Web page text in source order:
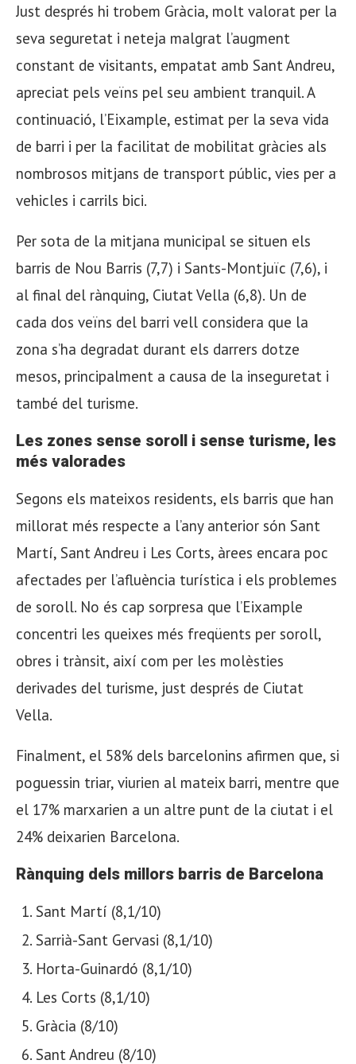
Just després hi trobem Gràcia, molt valorat per la
seva seguretat i neteja malgrat l’augment
constant de visitants, empatat amb Sant Andreu,
apreciat pels veïns pel seu ambient tranquil. A
continuació, l’Eixample, estimat per la seva vida
de barri i per la facilitat de mobilitat gràcies als
nombrosos mitjans de transport públic, vies per a
vehicles i carrils bici.
Per sota de la mitjana municipal se situen els
barris de Nou Barris (7,7) i Sants-Montjuïc (7,6), i
al final del rànquing, Ciutat Vella (6,8). Un de
cada dos veïns del barri vell considera que la
zona s’ha degradat durant els darrers dotze
mesos, principalment a causa de la inseguretat i
també del turisme.
Les zones sense soroll i sense turisme, les
més valorades
Segons els mateixos residents, els barris que han
millorat més respecte a l’any anterior són Sant
Martí, Sant Andreu i Les Corts, àrees encara poc
afectades per l’afluència turística i els problemes
de soroll. No és cap sorpresa que l’Eixample
concentri les queixes més freqüents per soroll,
obres i trànsit, així com per les molèsties
derivades del turisme, just després de Ciutat
Vella.
Finalment, el 58% dels barcelonins afirmen que, si
poguessin triar, viurien al mateix barri, mentre que
el 17% marxarien a un altre punt de la ciutat i el
24% deixarien Barcelona.
Rànquing dels millors barris de Barcelona
Sant Martí (8,1/10)
Sarrià-Sant Gervasi (8,1/10)
Horta-Guinardó (8,1/10)
Les Corts (8,1/10)
Gràcia (8/10)
Sant Andreu (8/10)